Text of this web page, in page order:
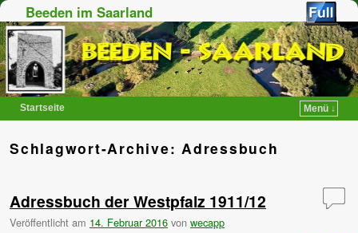
Beeden im Saarland
Startseite
Menü ↓
Schlagwort-Archive:Adressbuch
Adressbuch der Westpfalz 1911/12
Veröffentlicht am 14. Februar 2016 von wecapp